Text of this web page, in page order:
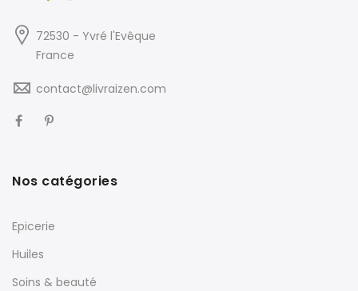
72530 - Yvré l'Evêque
France
contact@livraizen.com
Nos catégories
Epicerie
Huiles
Soins & beauté